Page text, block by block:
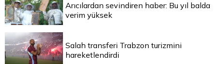
Arıcılardan sevindiren haber: Bu yıl balda
verim yüksek
Salah transferi Trabzon turizmini
hareketlendirdi